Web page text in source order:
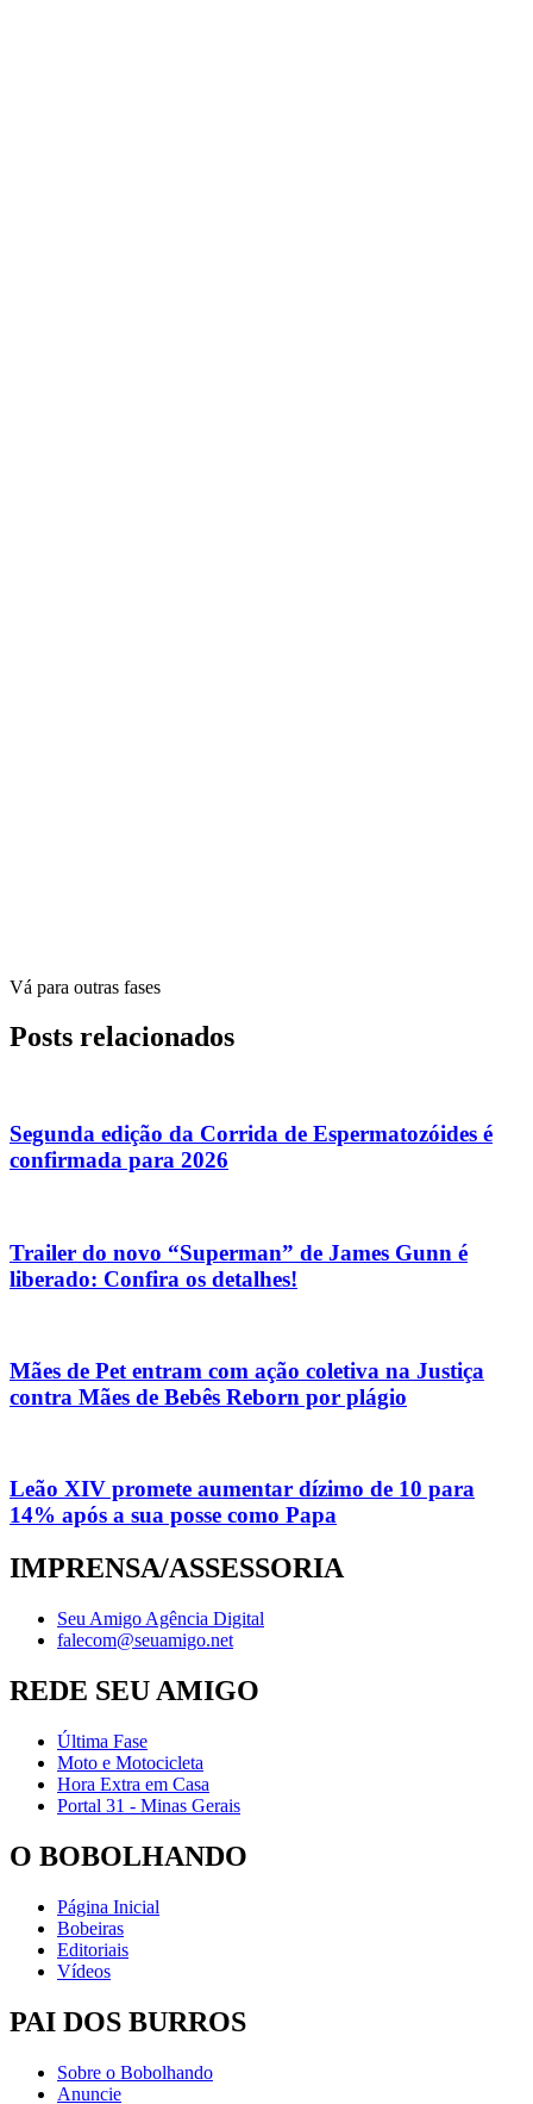
Vá para outras fases
Posts relacionados
Segunda edição da Corrida de Espermatozóides é
confirmada para 2026
Trailer do novo “Superman” de James Gunn é
liberado: Confira os detalhes!
Mães de Pet entram com ação coletiva na Justiça
contra Mães de Bebês Reborn por plágio
Leão XIV promete aumentar dízimo de 10 para
14% após a sua posse como Papa
IMPRENSA/ASSESSORIA
Seu Amigo Agência Digital
falecom@seuamigo.net
REDE SEU AMIGO
Última Fase
Moto e Motocicleta
Hora Extra em Casa
Portal 31 - Minas Gerais
O BOBOLHANDO
Página Inicial
Bobeiras
Editoriais
Vídeos
PAI DOS BURROS
Sobre o Bobolhando
Anuncie